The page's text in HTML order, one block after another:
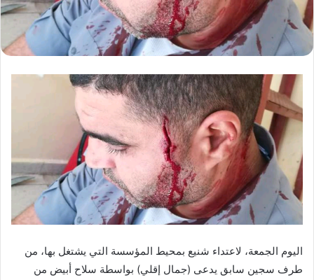
اليوم الجمعة، لاعتداء شنيع بمحيط المؤسسة التي يشتغل بها، من
طرف سجين سابق يدعى (جمال إقلي) بواسطة سلاح أبيض من